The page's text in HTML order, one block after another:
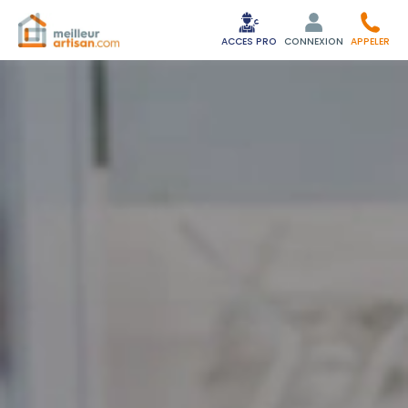
ACCES PRO CONNEXION APPELER